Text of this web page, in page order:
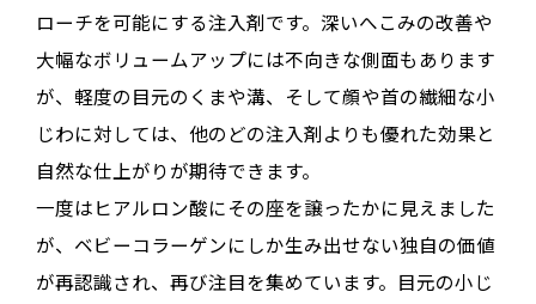
ローチを可能にする注入剤です。深いへこみの改善や
大幅なボリュームアップには不向きな側面もあります
が、軽度の目元のくまや溝、そして顔や首の繊細な小
じわに対しては、他のどの注入剤よりも優れた効果と
自然な仕上がりが期待できます。
一度はヒアルロン酸にその座を譲ったかに見えました
が、ベビーコラーゲンにしか生み出せない独自の価値
が再認識され、再び注目を集めています。目元の小じ